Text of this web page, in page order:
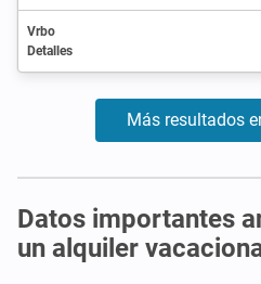
Vrbo
Detalles
Más resultados
Datos importantes
un alquiler